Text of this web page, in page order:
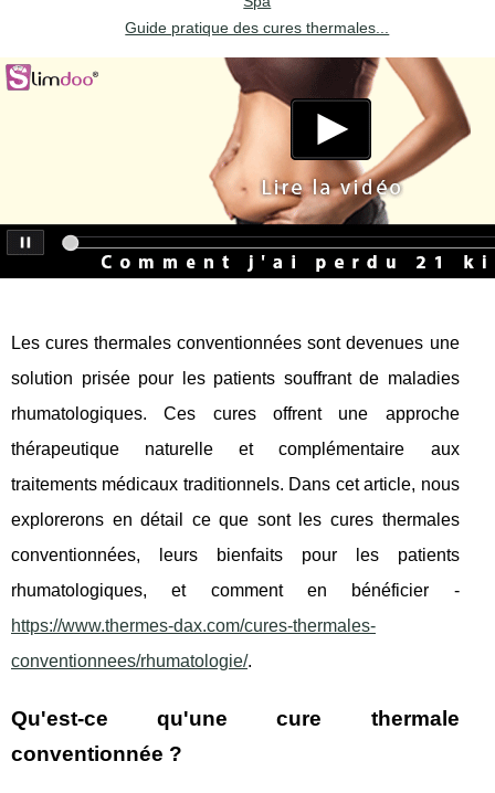
Guide pratique des cures thermales...
Les cures thermales conventionnées sont devenues une
solution prisée pour les patients souffrant de maladies
rhumatologiques. Ces cures offrent une approche
thérapeutique naturelle et complémentaire aux
traitements médicaux traditionnels. Dans cet article, nous
explorerons en détail ce que sont les cures thermales
conventionnées, leurs bienfaits pour les patients
rhumatologiques, et comment en bénéficier -
https://www.thermes-dax.com/cures-thermales-
conventionnees/rhumatologie/.
Qu'est-ce qu'une cure thermale
conventionnée ?